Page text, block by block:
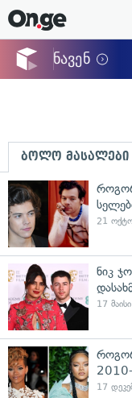
ბოლო მასალები
21
ნიკ
17
2010-
17